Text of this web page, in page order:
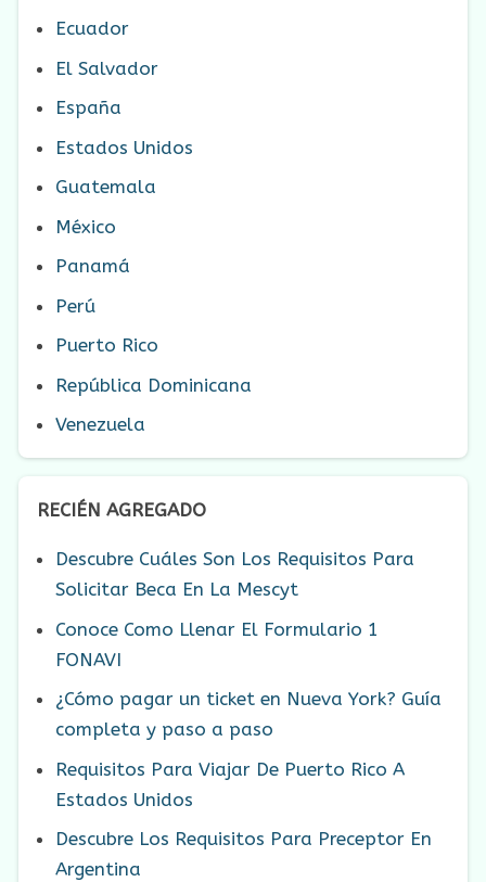
Ecuador
El Salvador
España
Estados Unidos
Guatemala
México
Panamá
Perú
Puerto Rico
República Dominicana
Venezuela
RECIÉN AGREGADO
Descubre Cuáles Son Los Requisitos Para
Solicitar Beca En La Mescyt
Conoce Como Llenar El Formulario 1
FONAVI
¿Cómo pagar un ticket en Nueva York? Guía
completa y paso a paso
Requisitos Para Viajar De Puerto Rico A
Estados Unidos
Descubre Los Requisitos Para Preceptor En
Argentina